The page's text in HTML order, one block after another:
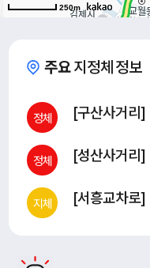
250m
주요지정체 정보
정체 [구산사거리]
정체 [성산사거리]
지체 [서흥교차로]